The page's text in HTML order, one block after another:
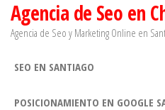
SaltarAgencia de Seo en
Agencia de Seo y Marketing Online en
SEO EN SANTIAGO
POSICIONAMIENTO EN GOOGLE